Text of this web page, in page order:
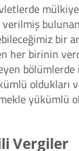
verilmiş
bir
her birinin
bölümlerde
oldukları
yükümlü
Vergiler